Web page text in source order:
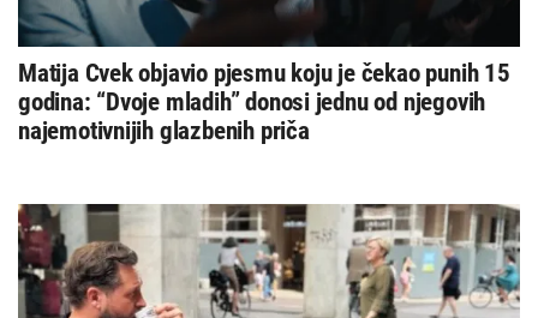
Matija Cvek objavio pjesmu koju je čekao punih 15
godina: “Dvoje mladih” donosi jednu od njegovih
najemotivnijih glazbenih priča